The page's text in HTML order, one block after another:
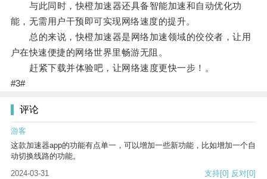
与此同时，快橙加速器还具备智能加速和自动优化功
能，无需用户干预即可实现网络速度的提升。
总的来说，快橙加速器是网络加速领域的佼佼者，让用
户在快速便捷的网络世界里畅游无阻。
赶紧下载并体验吧，让网络速度更快一步！。
#3#
评论
游客
这款加速器app的功能有点单一，可以增加一些新功能，比如增加一个自
动切换线路的功能。
2024-03-31
支持[0] 反对[0]